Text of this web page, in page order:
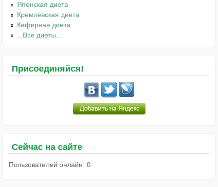
Японская диета
Кремлёвская диета
Кефирная диета
...Все диеты...
Присоединяйся!
Сейчас на сайте
Пользователей онлайн: 0.